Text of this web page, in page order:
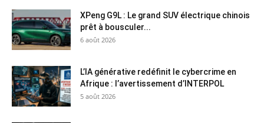
XPeng G9L : Le grand SUV électrique chinois
prêt à bousculer...
6 août 2026
L’IA générative redéfinit le cybercrime en
Afrique : l’avertissement d’INTERPOL
5 août 2026